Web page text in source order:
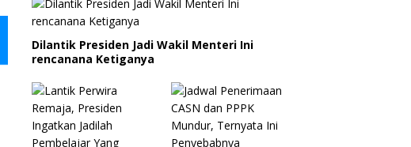
Dilantik Presiden Jadi Wakil Menteri Ini
rencanana Ketiganya